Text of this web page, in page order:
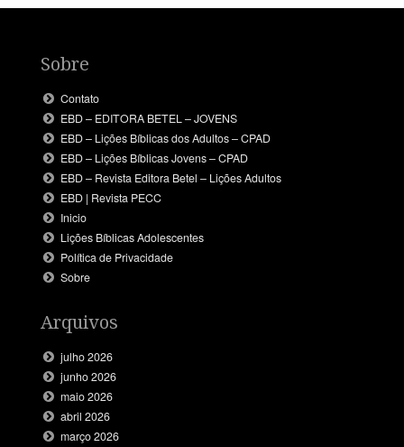
Sobre
Contato
EBD – EDITORA BETEL – JOVENS
EBD – Lições Bíblicas dos Adultos – CPAD
EBD – Lições Bíblicas Jovens – CPAD
EBD – Revista Editora Betel – Lições Adultos
EBD | Revista PECC
Inicio
Lições Bíblicas Adolescentes
Política de Privacidade
Sobre
Arquivos
julho 2026
junho 2026
maio 2026
abril 2026
março 2026